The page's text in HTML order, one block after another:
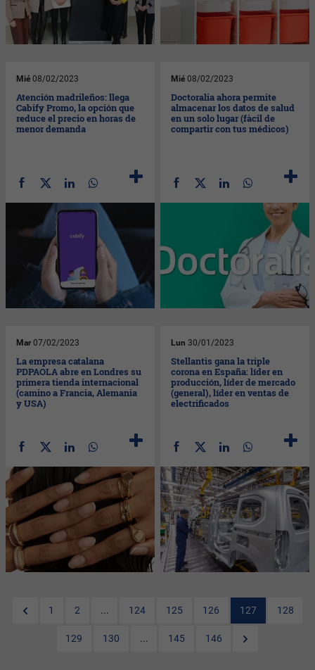
Mié 08/02/2023
Atención madrileños: llega
Cabify Promo, la opción que
reduce el precio en horas de
menor demanda
Mié 08/02/2023
Doctoralia ahora permite
almacenar los datos de salud
en un solo lugar (fàcil de
compartir con tus médicos)
Mar 07/02/2023
La empresa catalana
PDPAOLA abre en Londres su
primera tienda internacional
(camino a Francia, Alemania
y USA)
Lun 30/01/2023
Stellantis gana la triple
corona en España: líder en
producción, líder de mercado
(general), líder en ventas de
electrificados
1 2 ... 124 125 126 127 128
129 130 ... 145 146